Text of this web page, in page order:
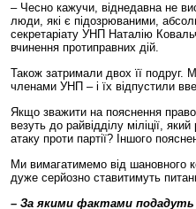
– Чесно кажучи, віднедавна не
люди, які є підозрюваними,
секретаріату УНП Наталію
вчинення протиправних дій.
Також затримали двох її подруг.
членами УНП – і їх відпустили
Якщо зважити на пояснення
везуть до райвідділу міліції,
атаку проти партії? Іншого
Ми вимагатимемо від шановного
дуже серйозно ставитимуть
– За якими фактами подадуть